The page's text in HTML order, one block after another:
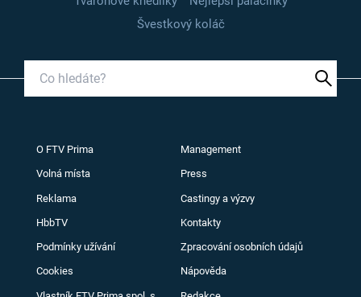
Švestkový koláč
O FTV Prima Management
Volná místa Press
Reklama Castingy a výzvy
HbbTV Kontakty
Podmínky užívání Zpracování osobních údajů
Cookies Nápověda